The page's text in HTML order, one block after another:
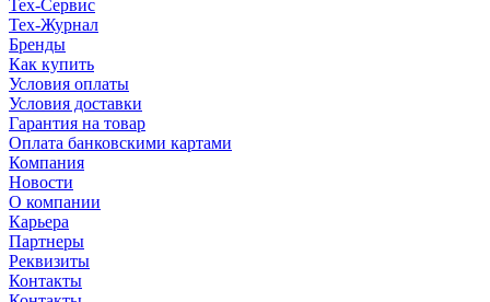
Tex-Сервис
Тех-Журнал
Бренды
Как купить
Условия оплаты
Условия доставки
Гарантия на товар
Оплата банковскими картами
Компания
Новости
О компании
Карьера
Партнеры
Реквизиты
Контакты